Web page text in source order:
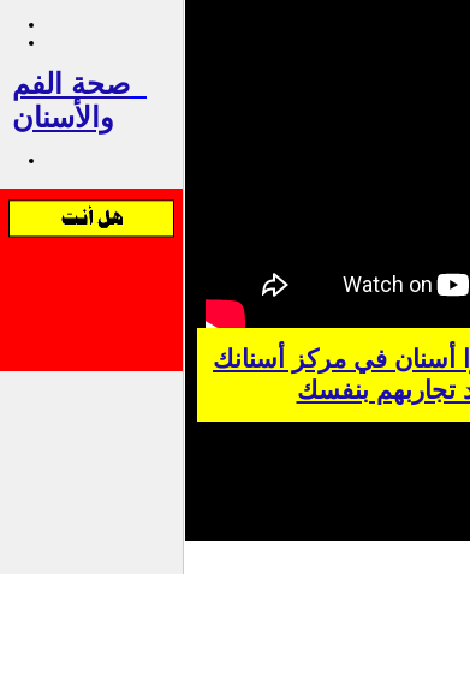
صحة الفم
والأسنان
أسنان في مركز أسنانك
تجاربهم بنفسك